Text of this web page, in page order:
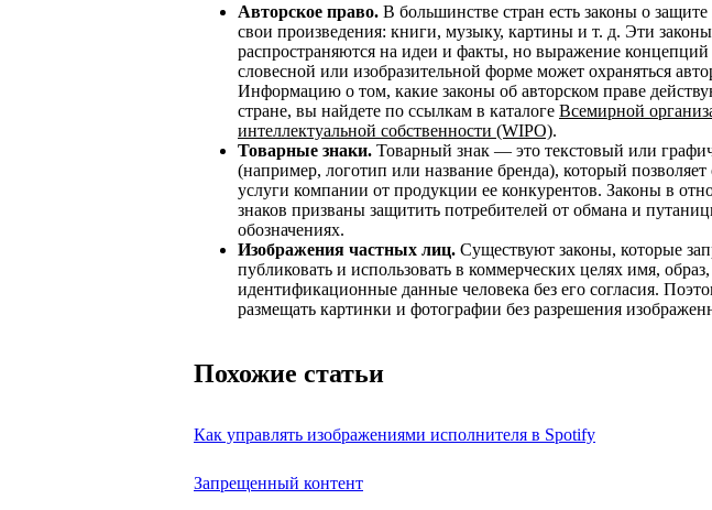
Авторское право. В большинстве стран есть законы о защите
свои произведения: книги, музыку, картины и т. д. Эти
распространяются на идеи и факты, но выражение концепций
словесной или изобразительной форме может охраняться
Информацию о том, какие законы об авторском праве
стране, вы найдете по ссылкам в каталоге Всемирной
интеллектуальной собственности (WIPO).
Товарные знаки. Товарный знак — это текстовый или
(например, логотип или название бренда), который позволяет
услуги компании от продукции ее конкурентов. Законы в
знаков призваны защитить потребителей от обмана и
обозначениях.
Изображения частных лиц. Существуют законы, которые
публиковать и использовать в коммерческих целях имя,
идентификационные данные человека без его согласия.
размещать картинки и фотографии без разрешения
Похожие статьи
Как управлять изображениями исполнителя в Spotify
Запрещенный контент